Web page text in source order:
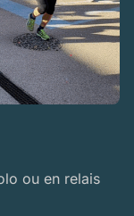
ou en relais